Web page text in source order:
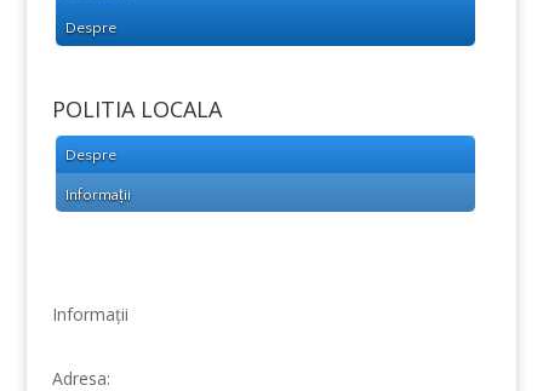
Despre
POLITIA LOCALA
Despre
Informații
Informații
Adresa: